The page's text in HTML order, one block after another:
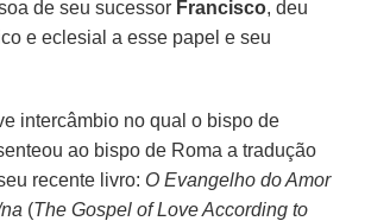
de seu sucessor Francisco, deu
e eclesial a esse papel e seu
intercâmbio no qual o bispo de
ao bispo de Roma a tradução
recente livro: O Evangelho do Amor
(The Gospel of Love According to